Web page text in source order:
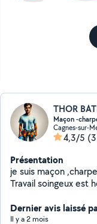
THOR
Maçon -
Cagnes-sur-
4,3/5
Présentation
je suis maçon
Travail soingeux est
Dernier avis laissé
Il y a 2 mois